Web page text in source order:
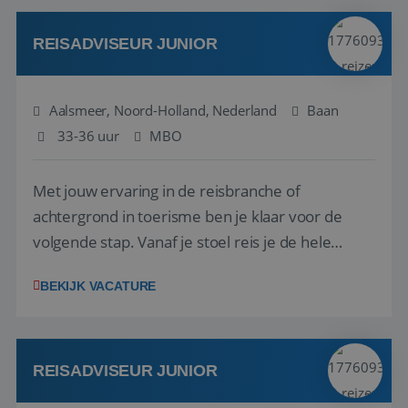
werken: of het nu gaat om vragen ...
REISADVISEUR JUNIOR
Aalsmeer, Noord-Holland, Nederland
Baan
33-36 uur
MBO
Met jouw ervaring in de reisbranche of
achtergrond in toerisme ben je klaar voor de
volgende stap. Vanaf je stoel reis je de hele
wensen van je team, je klant en wat er in de
klanten te overtuigen om die droomreis te
boeken! ...
BEKIJK VACATURE
REISADVISEUR JUNIOR